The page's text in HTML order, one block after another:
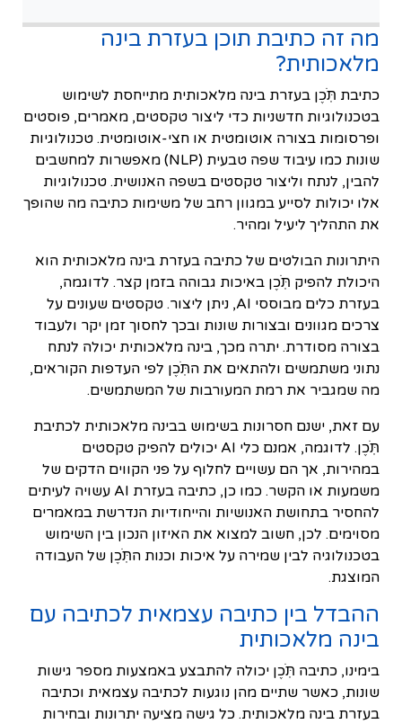
מה זה כתיבת תוכן בעזרת בינה
מלאכותית?
כתיבת תֹּֽכֶן בעזרת בינה מלאכותית מתייחסת לשימוש
בטכנולוגיות חדשניות כדי ליצור טקסטים, מאמרים, פוסטים
ופרסומות בצורה אוטומטית או חצי-אוטומטית. טכנולוגיות
שונות כמו עיבוד שפה טבעית (NLP) מאפשרות למחשבים
להבין, לנתח וליצור טקסטים בשפה האנושית. טכנולוגיות
אלו יכולות לסייע במגוון רחב של משימות כתיבה מה שהופך
את התהליך ליעיל ומהיר.
היתרונות הבולטים של כתיבה בעזרת בינה מלאכותית הוא
היכולת להפיק תֹּֽכֶן באיכות גבוהה בזמן קצר. לדוגמה,
בעזרת כלים מבוססי AI, ניתן ליצור. טקסטים שעונים על
צרכים מגוונים ובצורות שונות ובכך לחסוך זמן יקר ולעבוד
בצורה מסודרת. יתרה מכך, בינה מלאכותית יכולה לנתח
נתוני משתמשים ולהתאים את התֹּֽכֶן לפי העדפות הקוראים,
מה שמגביר את רמת המעורבות של המשתמשים.
עם זאת, ישנם חסרונות בשימוש בבינה מלאכותית לכתיבת
תֹּֽכֶן. לדוגמה, אמנם כלי AI יכולים להפיק טקסטים
במהירות, אך הם עשויים לחלוף על פני הקווים הדקים של
משמעות או הקשר. כמו כן, כתיבה בעזרת AI עשויה לעיתים
להחסיר בתחושת האנושיות והייחודיות הנדרשת במאמרים
מסוימים. לכן, חשוב למצוא את האיזון הנכון בין השימוש
בטכנולוגיה לבין שמירה על איכות וכנות התֹּֽכֶן של העבודה
המוצגת.
ההבדל בין כתיבה עצמאית לכתיבה עם
בינה מלאכותית
בימינו, כתיבה תֹּֽכֶן יכולה להתבצע באמצעות מספר גישות
שונות, כאשר שתיים מהן נוגעות לכתיבה עצמאית וכתיבה
בעזרת בינה מלאכותית. כל גישה מציעה יתרונות ובחירות